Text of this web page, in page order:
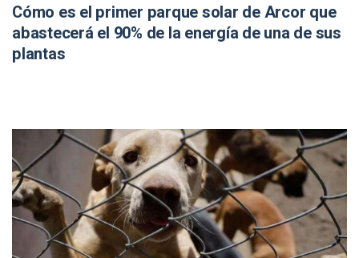
Cómo es el primer parque solar de Arcor que
abastecerá el 90% de la energía de una de sus
plantas